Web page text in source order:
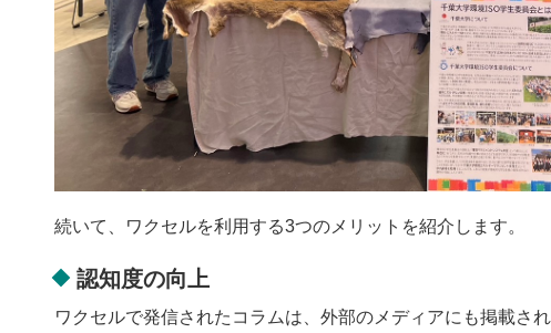
続いて、ワクセルを利用する3つのメリットを紹介します。
認知度の向上
ワクセルで発信されたコラムは、外部のメディアにも掲載さ